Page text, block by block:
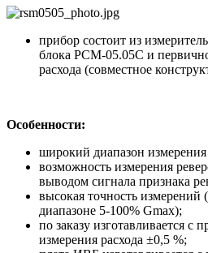
прибор состоит из
блока РСМ-05.05С и
расхода (совместное
Особенности:
широкий диапазон
возможность измерения
выводом сигнала признака
высокая точность измерений
диапазоне 5-100% Gmax);
по заказу изготавливается с
измерения расхода ±0,5 %;